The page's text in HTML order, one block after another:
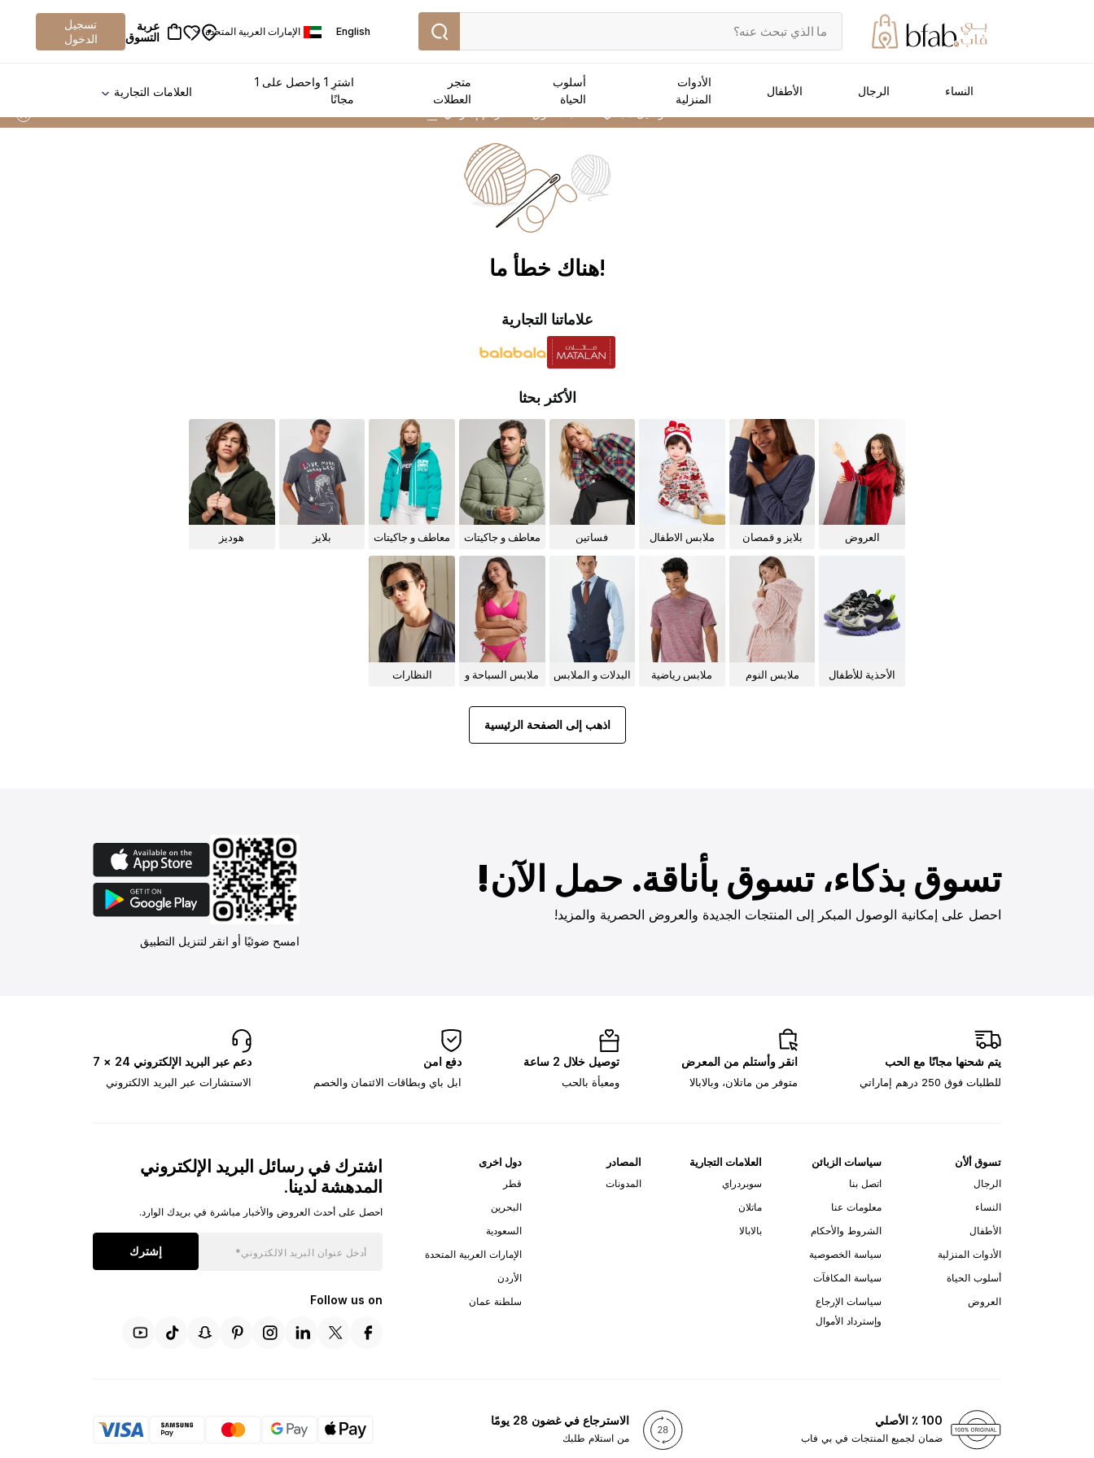
English الإمارات العربية المتحدة
عربة
التسوق
تسجيل
الدخول
النساء الرجال الأطفال
الأدوات
المنزلية
أسلوب
الحياة
متجر
العطلات
اشترِ 1 واحصل على 1
مجانًا
العلامات التجارية
!هناك خطأ ما
علاماتنا التجارية
الأكثر بحثا
العروض
بلايز و قمصان
ملابس الاطفال فساتين
معاطف و جاكيتات
معاطف و جاكيتات
بلايز هوديز
الأحذية للأطفال
ملابس النوم
ملابس رياضية
البدلات و الملابس
ملابس السباحة و
النظارات
اذهب إلى الصفحة الرئيسية
تسوق بذكاء، تسوق بأناقة. حمل الآن!
احصل على إمكانية الوصول المبكر إلى المنتجات الجديدة والعروض الحصرية والمزيد!
امسح ضوئيًا أو انقر لتنزيل التطبيق
يتم شحنها مجانًا مع الحب
للطلبات فوق 250 درهم إماراتي
انقر وأستلم من المعرض
متوفر من ماتلان، وبالابالا
توصيل خلال 2 ساعة
ومعبأة بالحب
دفع امن
ابل باي وبطاقات الائتمان والخصم
دعم عبر البريد الإلكتروني 24 × 7
الاستشارات عبر البريد الالكتروني
تسوق ألأن
الرجال
النساء
الأطفال
الأدوات المنزلية
أسلوب الحياة
العروض
سياسات الزبائن
اتصل بنا
معلومات عنا
الشروط والأحكام
سياسة الخصوصية
سياسة المكافآت
سياسات الإرجاع
وإسترداد الأموال
العلامات التجارية
سوبردراي
ماتلان
بالابالا
المصادر
المدونات
دول اخرى
قطر
البحرين
السعودية
الإمارات العربية المتحدة
الأردن
سلطنة عمان
اشترك في رسائل البريد الإلكتروني
المدهشة لدينا.
احصل على أحدث العروض والأخبار مباشرة في بريدك الوارد.
إشترك
Follow us on
100 ٪ الأصلي
ضمان لجميع المنتجات في بي فاب
الاسترجاع في غضون 28 يومًا
من استلام طلبك